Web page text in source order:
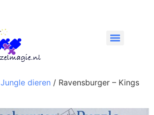
Jungle dieren / Ravensburger – Kings